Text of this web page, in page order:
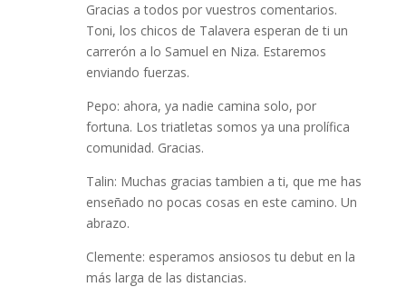
Gracias a todos por vuestros comentarios.
Toni, los chicos de Talavera esperan de ti un
carrerón a lo Samuel en Niza. Estaremos
enviando fuerzas.
Pepo: ahora, ya nadie camina solo, por
fortuna. Los triatletas somos ya una prolífica
comunidad. Gracias.
Talin: Muchas gracias tambien a ti, que me has
enseñado no pocas cosas en este camino. Un
abrazo.
Clemente: esperamos ansiosos tu debut en la
más larga de las distancias.